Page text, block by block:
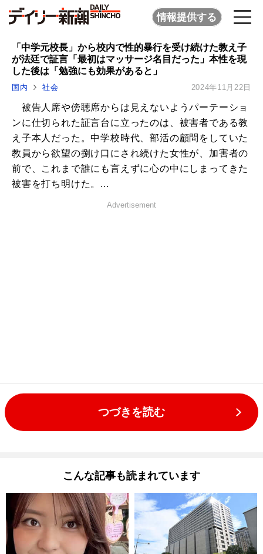
情報提供する
「中学元校長」から校内で性的暴行を受け続けた教え子
が法廷で証言「最初はマッサージ名目だった」本性を現
した後は「勉強にも効果があると」
国内 社会 2024年11月22日
被告人席や傍聴席からは見えないようパーテーショ
ンに仕切られた証言台に立ったのは、被害者である教
え子本人だった。中学校時代、部活の顧問をしていた
教員から欲望の捌け口にされ続けた女性が、加害者の
前で、これまで誰にも言えずに心の中にしまってきた
被害を打ち明けた。...
Advertisement
つづきを読む
こんな記事も読まれています